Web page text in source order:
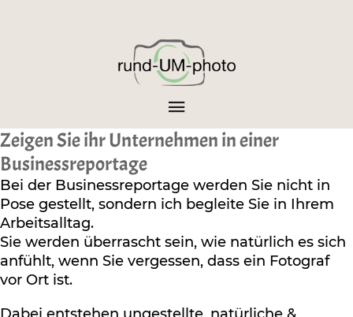
Zeigen Sie ihr Unternehmen in einer
Businessreportage
Bei der Businessreportage werden Sie nicht in
Pose gestellt, sondern ich begleite Sie in Ihrem
Arbeitsalltag.
Sie werden überrascht sein, wie natürlich es sich
anfühlt, wenn Sie vergessen, dass ein Fotograf
vor Ort ist.